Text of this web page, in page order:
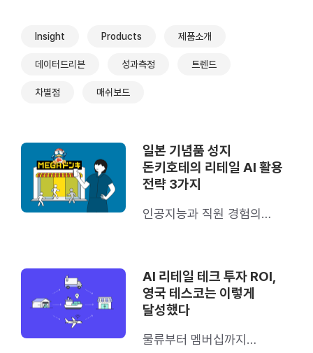
Insight Products 제품소개
데이터드리븐 성과측정 트렌드
차별점 매쉬보드
일본 기념품 성지
돈키호테의 리테일 AI 활용
전략 3가지
인공지능과 직원 경험의
AI 리테일 테크 투자 ROI,
영국 테스코는 이렇게
달성했다
물류부터 멤버십까지